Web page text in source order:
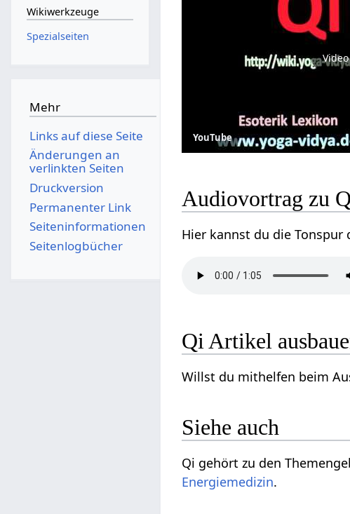
YouTube
Audiovortrag zu
Hier kannst du die Tonspur
Qi Artikel
Willst du mithelfen beim
Siehe auch
Qi gehört zu den
Energiemedizin.
Wikiwerkzeuge
Spezialseiten
Mehr
Links auf diese Seite
Änderungen an
verlinkten Seiten
Druckversion
Permanenter Link
Seiten­­informationen
Seitenlogbücher